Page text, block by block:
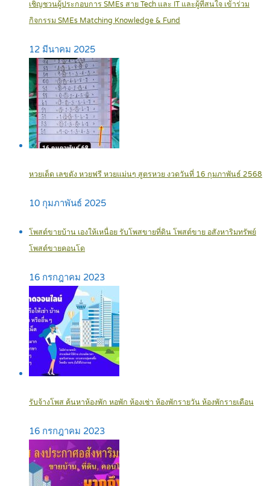
เชิญชวนผู้ประกอบการ SMEs สาย Tech และ IT และผู้ที่สนใจ เข้าร่วม
กิจกรรม SMEs Matching Knowledge & Fund
12 มีนาคม 2025
หวยเด็ด เลขดัง หวยฟรี หวยแม่นๆ สูตรหวย งวดวันที่ 16 กุมภาพันธ์ 2568
10 กุมภาพันธ์ 2025
โพสต์ขายบ้าน เองให้เหนื่อย รับโพสขายที่ดิน โพสต์ขาย อสังหาริมทรัพย์
โพสต์ขายคอนโด
16 กรกฎาคม 2023
รับจ้างโพส ค้นหาห้องพัก หอพัก ห้องเช่า ห้องพักรายวัน ห้องพักรายเดือน
16 กรกฎาคม 2023